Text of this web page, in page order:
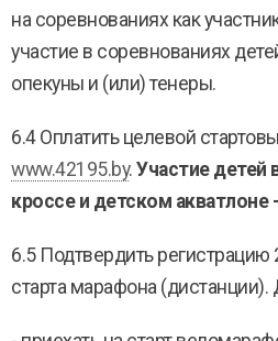
на соревнованиях как
участие в соревнованиях
опекуны и (или) тенеры.
6.4 Оплатить целевой
www.42195.by. Участие детей
кроссе и детском акватлоне
6.5 Подтвердить регистрацию
старта марафона